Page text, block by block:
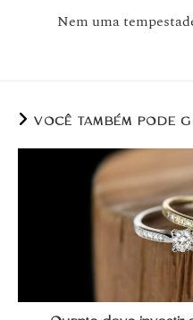
Nem uma
VOCÊ TAMBÉM PODE